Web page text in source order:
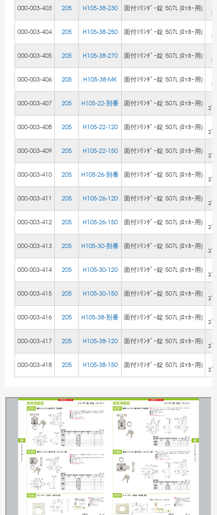
000-003-403 205 H105-38-230 面付ｼﾘﾝﾀﾞｰ錠 507L (ﾛｯｶｰ用)
ﾆ
000-003-404 205 H105-38-250 面付ｼﾘﾝﾀﾞｰ錠 507L (ﾛｯｶｰ用)
ﾆ
000-003-405 205 H105-38-270 面付ｼﾘﾝﾀﾞｰ錠 507L (ﾛｯｶｰ用)
ﾆ
000-003-406 205 H105-38-MK 面付ｼﾘﾝﾀﾞｰ錠 507L (ﾛｯｶｰ用)
ﾆ
000-003-407 205 H105-22-別番 面付ｼﾘﾝﾀﾞｰ錠 507L (ﾛｯｶｰ用)
ｺﾞ
000-003-408 205 H105-22-120 面付ｼﾘﾝﾀﾞｰ錠 507L (ﾛｯｶｰ用)
ｺﾞ
000-003-409 205 H105-22-150 面付ｼﾘﾝﾀﾞｰ錠 507L (ﾛｯｶｰ用)
ｺﾞ
000-003-410 205 H105-26-別番 面付ｼﾘﾝﾀﾞｰ錠 507L (ﾛｯｶｰ用)
ｺﾞ
000-003-411 205 H105-26-120 面付ｼﾘﾝﾀﾞｰ錠 507L (ﾛｯｶｰ用)
ｺﾞ
000-003-412 205 H105-26-150 面付ｼﾘﾝﾀﾞｰ錠 507L (ﾛｯｶｰ用)
ｺﾞ
000-003-413 205 H105-30-別番 面付ｼﾘﾝﾀﾞｰ錠 507L (ﾛｯｶｰ用)
ｺﾞ
000-003-414 205 H105-30-120 面付ｼﾘﾝﾀﾞｰ錠 507L (ﾛｯｶｰ用)
ｺﾞ
000-003-415 205 H105-30-150 面付ｼﾘﾝﾀﾞｰ錠 507L (ﾛｯｶｰ用)
ｺﾞ
000-003-416 205 H105-38-別番 面付ｼﾘﾝﾀﾞｰ錠 507L (ﾛｯｶｰ用)
ｺﾞ
000-003-417 205 H105-38-120 面付ｼﾘﾝﾀﾞｰ錠 507L (ﾛｯｶｰ用)
ｺﾞ
000-003-418 205 H105-38-150 面付ｼﾘﾝﾀﾞｰ錠 507L (ﾛｯｶｰ用)
ｺﾞ